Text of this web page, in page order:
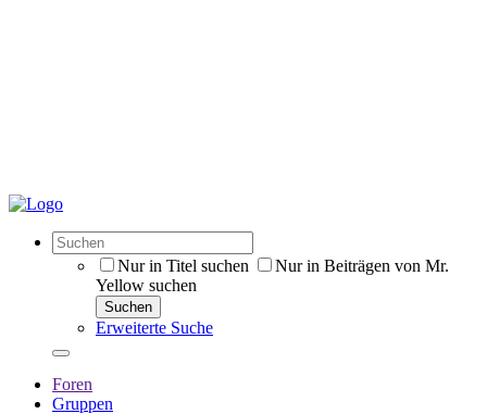
Nur in Titel suchen
Nur in Beiträgen von Mr.
Yellow suchen
Suchen
Erweiterte Suche
Foren
Gruppen